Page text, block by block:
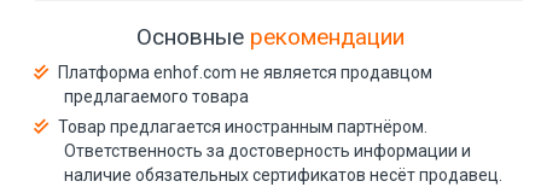
Основные рекомендации
Платформа enhof.com не является продавцом
предлагаемого товара
Товар предлагается иностранным партнёром.
Ответственность за достоверность информации и
наличие обязательных сертификатов несёт продавец.